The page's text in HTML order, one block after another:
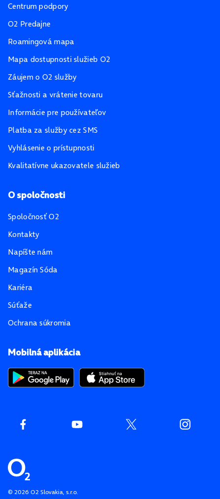
© 2026 O2 Slovakia, s.r.o.
Mobilná aplikácia
Centrum podpory
O2 Predajne
Roamingová mapa
Mapa dostupnosti služieb O2
Záujem o O2 služby
Sťažnosti a vrátenie tovaru
Informácie pre používateľov
Platba za služby cez SMS
Vyhlásenie o prístupnosti
Kvalitatívne ukazovatele služieb
O spoločnosti
Spoločnosť O2
Kontakty
Napíšte nám
Magazín Sóda
Kariéra
Súťaže
Ochrana súkromia